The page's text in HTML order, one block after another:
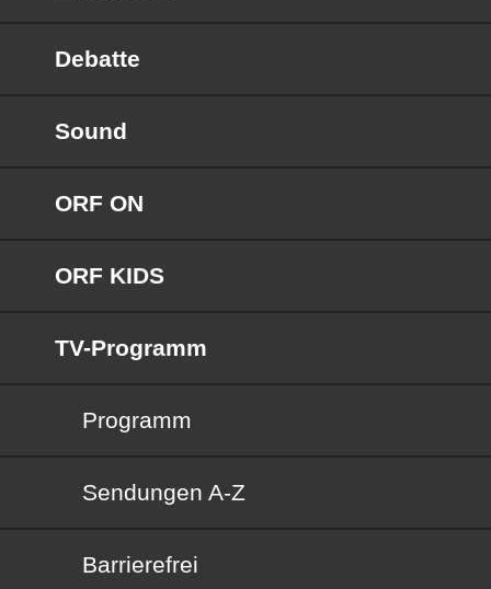
Debatte
Sound
ORF ON
ORF KIDS
TV-Programm
Programm
Sendungen von A bis Z
Sendungen A-Z
Barrierefrei
Barrierefrei